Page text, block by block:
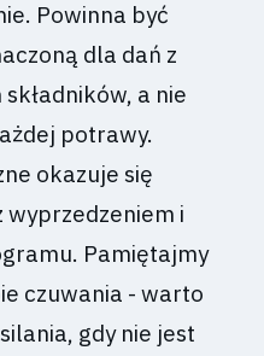
Powinna być
dla dań z
a nie
potrawy.
okazuje się
i
Pamiętajmy
czuwania - warto
gdy nie jest